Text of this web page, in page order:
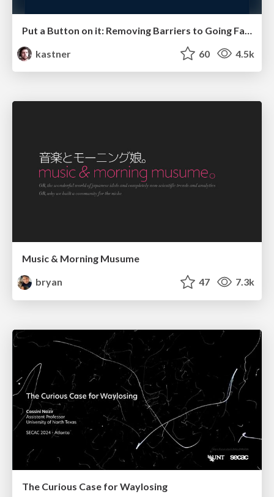
kastner
60 4.5k
Music & Morning Musume
bryan
47 7.3k
The Curious Case for Waylosing